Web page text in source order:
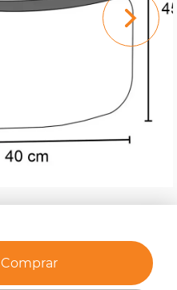
Comprar